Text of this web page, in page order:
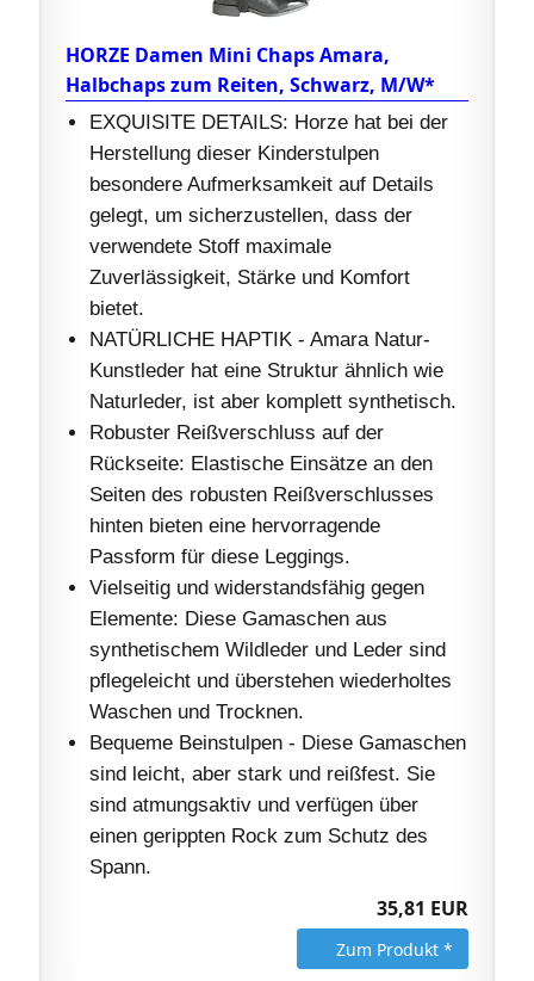
HORZE Damen Mini Chaps Amara,
Halbchaps zum Reiten, Schwarz, M/W*
EXQUISITE DETAILS: Horze hat bei der
Herstellung dieser Kinderstulpen
besondere Aufmerksamkeit auf Details
gelegt, um sicherzustellen, dass der
verwendete Stoff maximale
Zuverlässigkeit, Stärke und Komfort
bietet.
NATÜRLICHE HAPTIK - Amara Natur-
Kunstleder hat eine Struktur ähnlich wie
Naturleder, ist aber komplett synthetisch.
Robuster Reißverschluss auf der
Rückseite: Elastische Einsätze an den
Seiten des robusten Reißverschlusses
hinten bieten eine hervorragende
Passform für diese Leggings.
Vielseitig und widerstandsfähig gegen
Elemente: Diese Gamaschen aus
synthetischem Wildleder und Leder sind
pflegeleicht und überstehen wiederholtes
Waschen und Trocknen.
Bequeme Beinstulpen - Diese Gamaschen
sind leicht, aber stark und reißfest. Sie
sind atmungsaktiv und verfügen über
einen gerippten Rock zum Schutz des
Spann.
35,81 EUR
Zum Produkt *